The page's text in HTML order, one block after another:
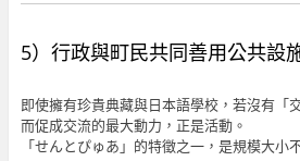
5）行政與町民共同善用公共設
即使擁有珍貴典藏與日本語學校，若沒有「
而促成交流的最大動力，正是活動。
「せんとぴゅあ」的特徵之一，是規模大小